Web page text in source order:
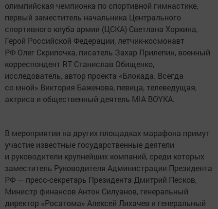
олимпийская чемпионка по спортивной гимнастике,
первый заместитель начальника Центрального
спортивного клуба армии (ЦСКА) Светлана Хоркина,
Герой Российской Федерации, летчик-космонавт
РФ Олег Скрипочка, писатель Захар Прилепин, военный
корреспондент RT Станислав Обищенко,
исследователь, автор проекта «Блокада. Всегда
со мной» Виктория Баженова, певица, телеведущая,
актриса и общественный деятель MIA BOYKA.
В мероприятии на других площадках марафона примут
участие известные государственные деятели
и руководители крупнейших компаний, среди которых
заместитель Руководителя Администрации Президента
РФ — пресс-секретарь Президента Дмитрий Песков,
Министр финансов Антон Силуанов, генеральный
директор «Росатома» Алексей Лихачев и генеральный